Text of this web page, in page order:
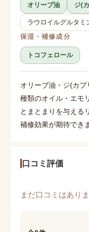
オリーブ油 ジ(
ラウロイルグルタミ
保湿・補修成分
トコフェロール
オリーブ油・ジ(カ
種類のオイル・エモ
とまとまりを与える
補修効果が期待でき
口コミ評価
まだ口コミはあり